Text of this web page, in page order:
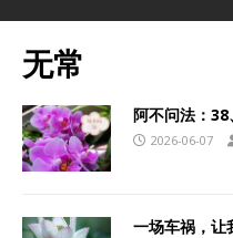
无常
阿不问法：38
2026-06-07
一场车祸，让